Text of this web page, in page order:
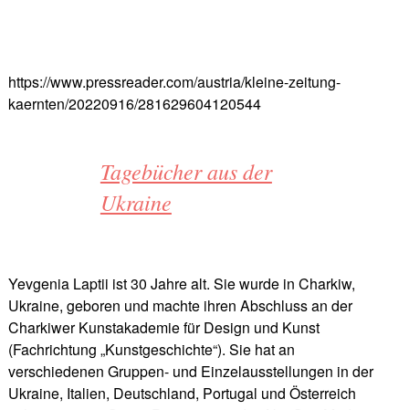
https://www.pressreader.com/austria/kleine-zeitung-
kaernten/20220916/281629604120544
Tagebücher aus der
Ukraine
Yevgenia Laptii ist 30 Jahre alt. Sie wurde in Charkiw,
Ukraine, geboren und machte ihren Abschluss an der
Charkiwer Kunstakademie für Design und Kunst
(Fachrichtung „Kunstgeschichte“). Sie hat an
verschiedenen Gruppen- und Einzelausstellungen in der
Ukraine, Italien, Deutschland, Portugal und Österreich